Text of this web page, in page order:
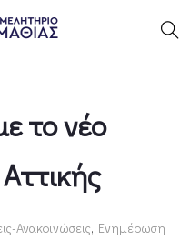
το νέο
Ανακοινώσεις, Ενημέρωση